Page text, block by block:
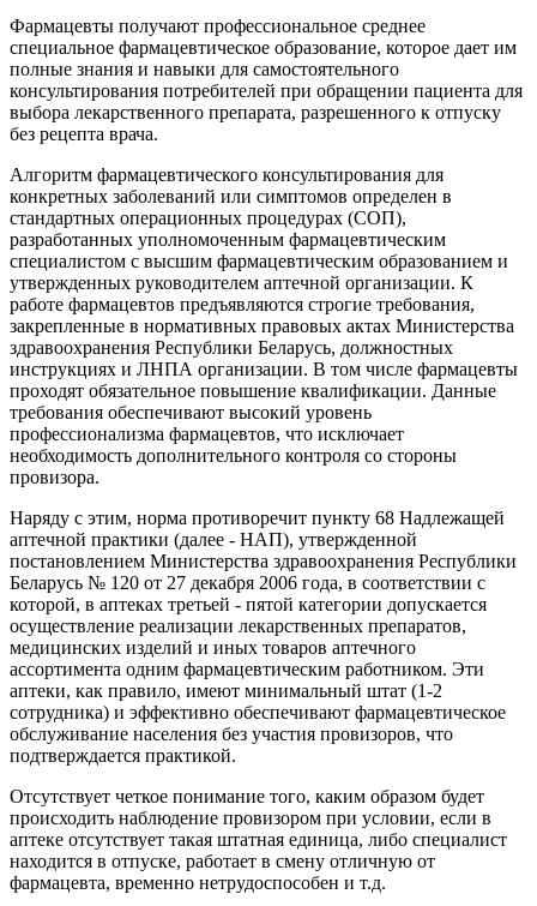
Фармацевты получают профессиональное среднее
специальное фармацевтическое образование, которое дает им
полные знания и навыки для самостоятельного
консультирования потребителей при обращении пациента для
выбора лекарственного препарата, разрешенного к отпуску
без рецепта врача.
Алгоритм фармацевтического консультирования для
конкретных заболеваний или симптомов определен в
стандартных операционных процедурах (СОП),
разработанных уполномоченным фармацевтическим
специалистом с высшим фармацевтическим образованием и
утвержденных руководителем аптечной организации. К
работе фармацевтов предъявляются строгие требования,
закрепленные в нормативных правовых актах Министерства
здравоохранения Республики Беларусь, должностных
инструкциях и ЛНПА организации. В том числе фармацевты
проходят обязательное повышение квалификации. Данные
требования обеспечивают высокий уровень
профессионализма фармацевтов, что исключает
необходимость дополнительного контроля со стороны
провизора.
Наряду с этим, норма противоречит пункту 68 Надлежащей
аптечной практики (далее - НАП), утвержденной
постановлением Министерства здравоохранения Республики
Беларусь № 120 от 27 декабря 2006 года, в соответствии с
которой, в аптеках третьей - пятой категории допускается
осуществление реализации лекарственных препаратов,
медицинских изделий и иных товаров аптечного
ассортимента одним фармацевтическим работником. Эти
аптеки, как правило, имеют минимальный штат (1-2
сотрудника) и эффективно обеспечивают фармацевтическое
обслуживание населения без участия провизоров, что
подтверждается практикой.
Отсутствует четкое понимание того, каким образом будет
происходить наблюдение провизором при условии, если в
аптеке отсутствует такая штатная единица, либо специалист
находится в отпуске, работает в смену отличную от
фармацевта, временно нетрудоспособен и т.д.